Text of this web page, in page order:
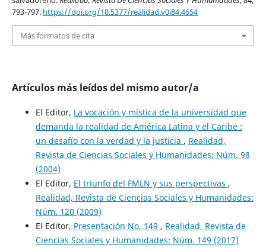
793-797. https://doi.org/10.5377/realidad.v0i84.4654
Más formatos de cita
Artículos más leídos del mismo autor/a
El Editor, La vocación y mística de la universidad que
demanda la realidad de América Latina y el Caribe :
un desafío con la verdad y la justicia , Realidad,
Revista de Ciencias Sociales y Humanidades: Núm. 98
(2004)
El Editor, El triunfo del FMLN y sus perspectivas ,
Realidad, Revista de Ciencias Sociales y Humanidades:
Núm. 120 (2009)
El Editor, Presentación No. 149 , Realidad, Revista de
Ciencias Sociales y Humanidades: Núm. 149 (2017)